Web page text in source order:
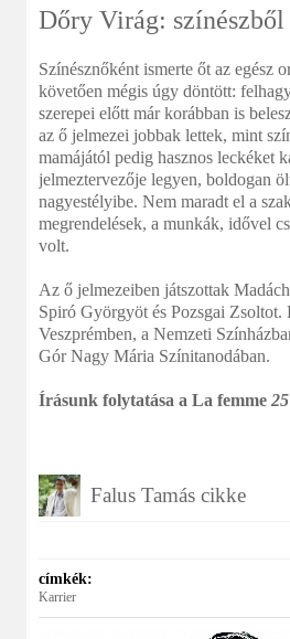
Dőry Virág:
Színésznőként ismerte őt az egész
követően mégis úgy döntött:
szerepei előtt már korábban is
az ő jelmezei jobbak lettek, mint
mamájától pedig hasznos leckéket
jelmeztervezője legyen, boldogan
nagyestélyibe. Nem maradt el a
megrendelések, a munkák, idővel
volt.
Az ő jelmezeiben játszottak
Spiró Györgyöt és Pozsgai Zsoltot.
Veszprémben, a Nemzeti
Gór Nagy Mária Színitanodában.
Írásunk folytatása a La femme
Falus Tamás cikke
címkék:
Karrier